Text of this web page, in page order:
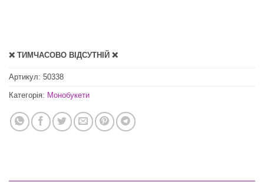
❌ ТИМЧАСОВО ВІДСУТНІЙ ❌
Артикул: 50338
Категорія: Монобукети